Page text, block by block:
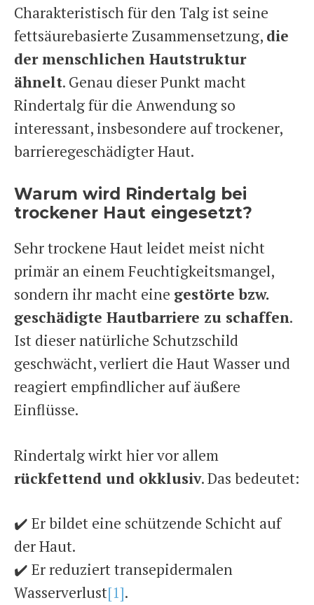
Charakteristisch für den Talg ist seine
fettsäurebasierte Zusammensetzung, die
der menschlichen Hautstruktur
ähnelt. Genau dieser Punkt macht
Rindertalg für die Anwendung so
interessant, insbesondere auf trockener,
barrieregeschädigter Haut.
Warum wird Rindertalg bei
trockener Haut eingesetzt?
Sehr trockene Haut leidet meist nicht
primär an einem Feuchtigkeitsmangel,
sondern ihr macht eine gestörte bzw.
geschädigte Hautbarriere zu schaffen.
Ist dieser natürliche Schutzschild
geschwächt, verliert die Haut Wasser und
reagiert empfindlicher auf äußere
Einflüsse.
Rindertalg wirkt hier vor allem
rückfettend und okklusiv. Das bedeutet:
✔️ Er bildet eine schützende Schicht auf
der Haut.
✔️ Er reduziert transepidermalen
Wasserverlust[1].